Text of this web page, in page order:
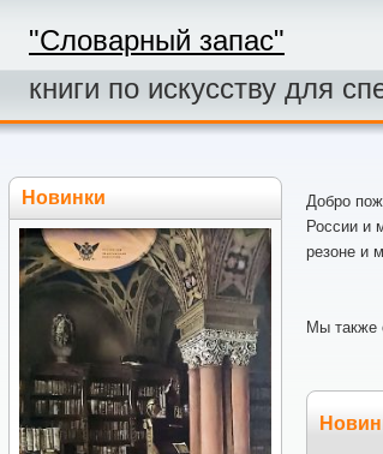
"Словарный запас"
книги по искусству для
Добро
России и
резоне и
Мы также
Новинки